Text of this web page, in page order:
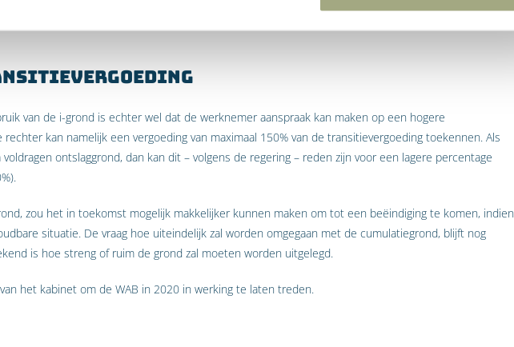
van de i-grond is echter wel dat de werknemer aanspraak kan maken op een hogere
kan namelijk een vergoeding van maximaal 150% van de transitievergoeding toekennen. Als
ontslaggrond, dan kan dit – volgens de regering – reden zijn voor een lagere percentage
zou het in toekomst mogelijk makkelijker kunnen maken om tot een beëindiging te komen, indien
situatie. De vraag hoe uiteindelijk zal worden omgegaan met de cumulatiegrond, blijft nog
is hoe streng of ruim de grond zal moeten worden uitgelegd.
het kabinet om de WAB in 2020 in werking te laten treden.